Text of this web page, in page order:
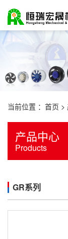
当前位置 ： 首页 >
产品中心
Products
GR系列